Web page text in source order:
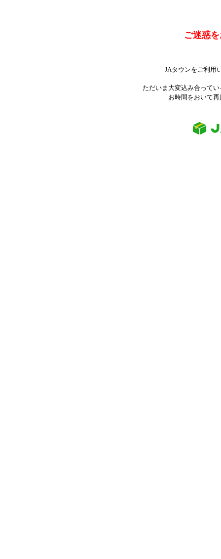
ご迷惑
JAタウンをご利用
ただいま大変込み合って
お時間をおいて